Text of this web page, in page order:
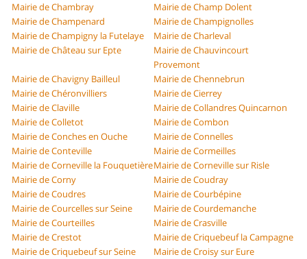
Mairie de Chambray
Mairie de Champ Dolent
Mairie de Champenard
Mairie de Champignolles
Mairie de Champigny la Futelaye
Mairie de Charleval
Mairie de Château sur Epte
Mairie de Chauvincourt
Provemont
Mairie de Chavigny Bailleul
Mairie de Chennebrun
Mairie de Chéronvilliers
Mairie de Cierrey
Mairie de Claville
Mairie de Collandres Quincarnon
Mairie de Colletot
Mairie de Combon
Mairie de Conches en Ouche
Mairie de Connelles
Mairie de Conteville
Mairie de Cormeilles
Mairie de Corneville la FouquetièreMairie de Corneville sur Risle
Mairie de Corny
Mairie de Coudray
Mairie de Coudres
Mairie de Courbépine
Mairie de Courcelles sur Seine
Mairie de Courdemanche
Mairie de Courteilles
Mairie de Crasville
Mairie de Crestot
Mairie de Criquebeuf la Campagne
Mairie de Criquebeuf sur Seine
Mairie de Croisy sur Eure